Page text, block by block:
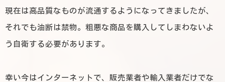
現在は高品質なものが流通するようになってきましたが、
それでも油断は禁物。粗悪な商品を購入してしまわないよ
う自衛する必要があります。
幸い今はインターネットで、販売業者や輸入業者だけでな